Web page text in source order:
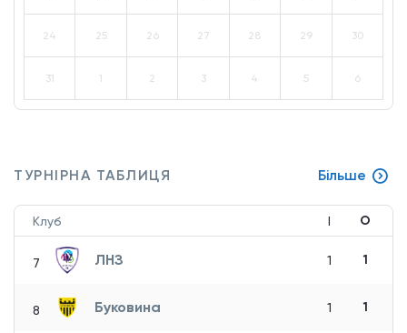
24 25 26 27 28 29 30
31 1 2 3 4 5 6
ТУРНІРНА ТАБЛИЦЯ Більше
Клуб І О
7 ЛНЗ 1 1
8 Буковина 1 1